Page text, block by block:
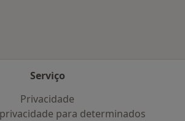
Serviço
Privacidade
para determinados